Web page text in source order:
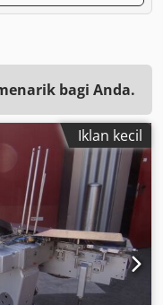
bagi Anda.
Iklan kecil